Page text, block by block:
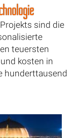
sind die
teuersten
kosten in
hunderttausend